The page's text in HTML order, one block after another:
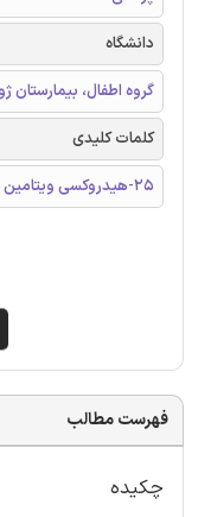
دانشگاه
گروه اطفال، بیمارستان
کلمات کلیدی
25-هیدروکسی ویتامین D، نوزاد، عفونت ادراری، ویتامین D
فهرست مطالب
چکیده